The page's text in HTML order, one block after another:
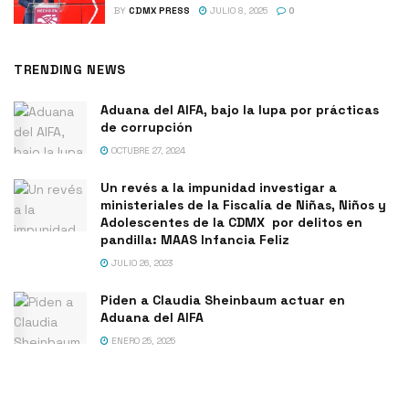
BY CDMX PRESS JULIO 8, 2025 0
TRENDING NEWS
Aduana del AIFA, bajo la lupa por prácticas
de corrupción
OCTUBRE 27, 2024
Un revés a la impunidad investigar a
ministeriales de la Fiscalía de Niñas, Niños y
Adolescentes de la CDMX por delitos en
pandilla: MAAS Infancia Feliz
JULIO 26, 2023
Piden a Claudia Sheinbaum actuar en
Aduana del AIFA
ENERO 25, 2025